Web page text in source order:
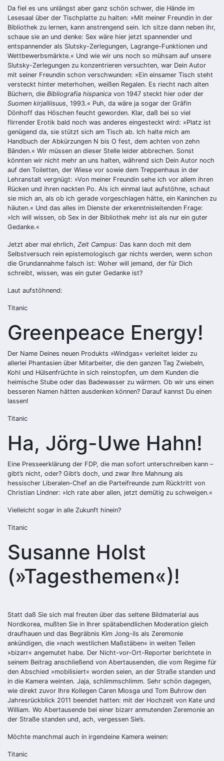
Da fiel es uns unlängst aber ganz schön schwer, die Hände im
Lesesaal über der Tischplatte zu halten: »Mit meiner Freundin in der
Bibliothek zu lernen, kann anstrengend sein. Ich sitze dann neben ihr,
schaue sie an und denke: Sex wäre hier jetzt spannender und
entspannender als Slutsky-Zerlegungen, Lagrange-Funktionen und
Wettbewerbsmärkte.« Und wie wir uns noch so mühsam auf unsere
Slutsky-Zerlegungen zu konzentrieren versuchten, war Dein Autor
mit seiner Freundin schon verschwunden: »Ein einsamer Tisch steht
versteckt hinter meterhohen, weißen Regalen. Es riecht nach alten
Büchern, die Bibliografia hispanica von 1947 steckt hier oder der
Suomen kirjalliisuus, 1993.« Puh, da wäre ja sogar der Gräfin
Dönhoff das Höschen feucht geworden. Klar, daß bei so viel
flirrender Erotik bald noch was anderes eingesteckt wird: »Platz ist
genügend da, sie stützt sich am Tisch ab. Ich halte mich am
Handbuch der Abkürzungen N bis O fest, dem achten von zehn
Bänden.« Wir müssen an dieser Stelle leider abbrechen. Sonst
könnten wir nicht mehr an uns halten, während sich Dein Autor noch
auf den Toiletten, der Wiese vor sowie dem Treppenhaus in der
Lehranstalt vergnügt: »Von meiner Freundin sehe ich vor allem ihren
Rücken und ihren nackten Po. Als ich einmal laut aufstöhne, schaut
sie mich an, als ob ich gerade vorgeschlagen hätte, ein Kaninchen zu
häuten.« Und das alles im Dienste der erkenntnisleitenden Frage:
»Ich will wissen, ob Sex in der Bibliothek mehr ist als nur ein guter
Gedanke.«
Jetzt aber mal ehrlich, Zeit Campus: Das kann doch mit dem
Selbstversuch rein epistemologisch gar nichts werden, wenn schon
die Grundannahme falsch ist: Woher will jemand, der für Dich
schreibt, wissen, was ein guter Gedanke ist?
Laut aufstöhnend:
Titanic
Greenpeace Energy!
Der Name Deines neuen Produkts »Windgas« verleitet leider zu
allerlei Phantasien über Mitarbeiter, die den ganzen Tag Zwiebeln,
Kohl und Hülsenfrüchte in sich reinstopfen, um dem Kunden die
heimische Stube oder das Badewasser zu wärmen. Ob wir uns einen
besseren Namen hätten ausdenken können? Darauf kannst Du einen
lassen!
Titanic
Ha, Jörg-Uwe Hahn!
Eine Presseerklärung der FDP, die man sofort unterschreiben kann –
gibt’s nicht, oder? Gibt’s doch, und zwar Ihre Mahnung als
hessischer Liberalen-Chef an die Parteifreunde zum Rücktritt von
Christian Lindner: »Ich rate aber allen, jetzt demütig zu schweigen.«
Vielleicht sogar in alle Zukunft hinein?
Titanic
Susanne Holst
(»Tagesthemen«)!
Statt daß Sie sich mal freuten über das seltene Bildmaterial aus
Nordkorea, mußten Sie in Ihrer spätabendlichen Moderation gleich
draufhauen und das Begräbnis Kim Jong-ils als Zeremonie
ankündigen, die »nach westlichen Maßstäben« in weiten Teilen
»bizarr« angemutet habe. Der Nicht-vor-Ort-Reporter berichtete in
seinem Beitrag anschließend von Abertausenden, die vom Regime für
den Abschied »mobilisiert« worden seien, an der Straße standen und
in die Kamera weinten. Jaja, schlimmschlimm. Sehr schön dagegen,
wie direkt zuvor Ihre Kollegen Caren Miosga und Tom Buhrow den
Jahresrückblick 2011 beendet hatten: mit der Hochzeit von Kate und
William. Wo Abertausende bei einer bizarr anmutenden Zeremonie an
der Straße standen und, ach, vergessen Sie’s.
Möchte manchmal auch in irgendeine Kamera weinen:
Titanic